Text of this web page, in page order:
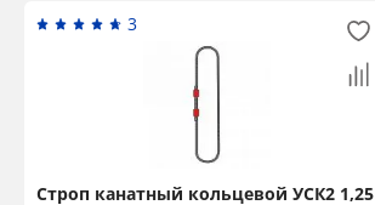
3
Строп канатный кольцевой УСК2 1,25